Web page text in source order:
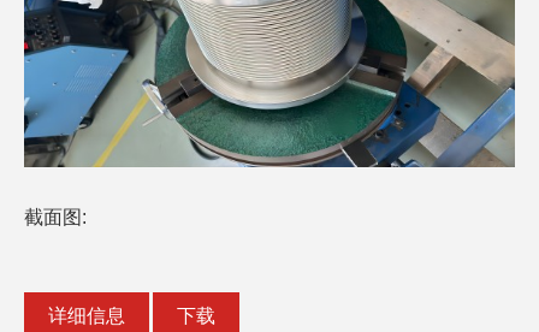
截面图:
详细信息 下载